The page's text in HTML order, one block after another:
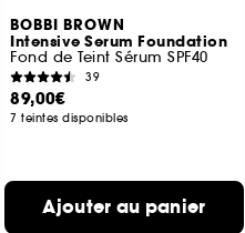
BOBBI BROWN
Intensive Serum Foundation
Fond de Teint Sérum SPF40
39
89,00€
7 teintes disponibles
Ajouter au panier